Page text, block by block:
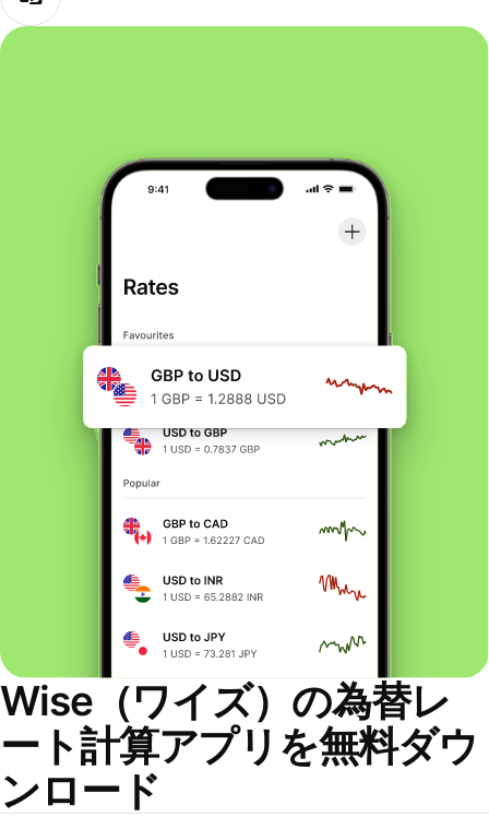
Wise（ワイズ）の為替レ
ート計算アプリを無料ダウ
ンロード